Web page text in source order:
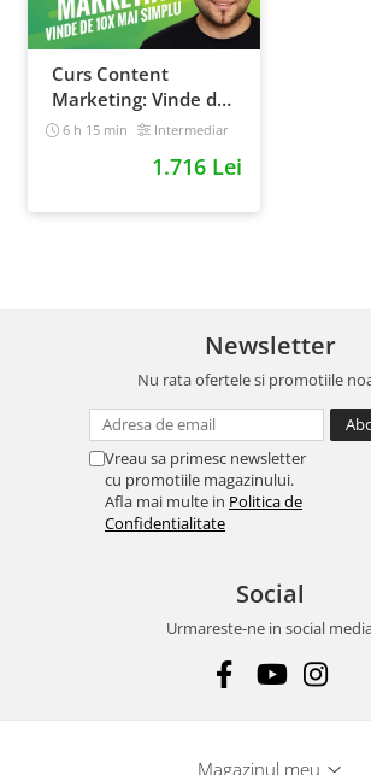
Curs Content
Marketing: Vinde de
10x mai simplu
6 h 15 min Intermediar
1.716 Lei
Newsletter
Nu rata ofertele si promotiile
Vreau sa primesc newsletter
cu promotiile magazinului.
Afla mai multe in Politica de
Confidentialitate
Social
Urmareste-ne in social
Magazinul meu